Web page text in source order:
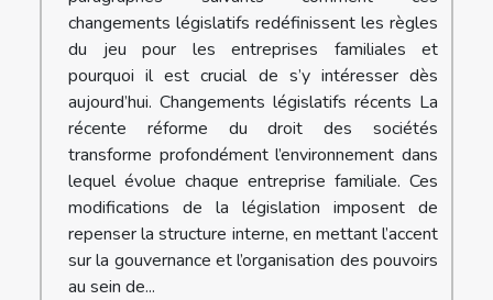
changements législatifs redéfinissent les règles
du jeu pour les entreprises familiales et
pourquoi il est crucial de s’y intéresser dès
aujourd’hui. Changements législatifs récents La
récente réforme du droit des sociétés
transforme profondément l’environnement dans
lequel évolue chaque entreprise familiale. Ces
modifications de la législation imposent de
repenser la structure interne, en mettant l’accent
sur la gouvernance et l’organisation des pouvoirs
au sein de...